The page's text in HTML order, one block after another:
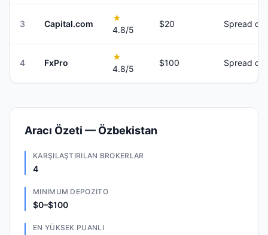
3 Capital.com
★
4.8/5
$20 Spread
4 FxPro
★
4.8/5
$100 Spread
Aracı Özeti — Özbekistan
KARŞILAŞTIRILAN BROKERLAR
4
MINIMUM DEPOZITO
$0–$100
EN YÜKSEK PUANLI